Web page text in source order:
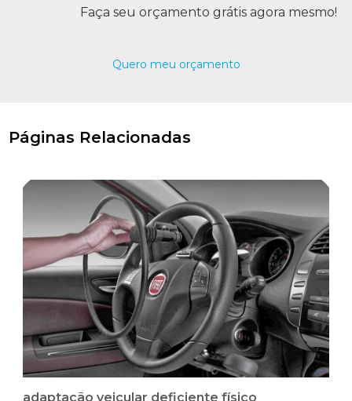
Faça seu orçamento grátis agora mesmo!
Quero meu orçamento
Páginas Relacionadas
adaptação veicular deficiente físico